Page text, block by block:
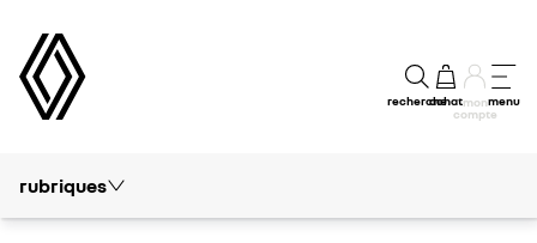
rechercheachatmon
compte
menu
rubriques
Tout le mag